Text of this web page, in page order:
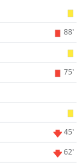
88'
75'
45'
62'